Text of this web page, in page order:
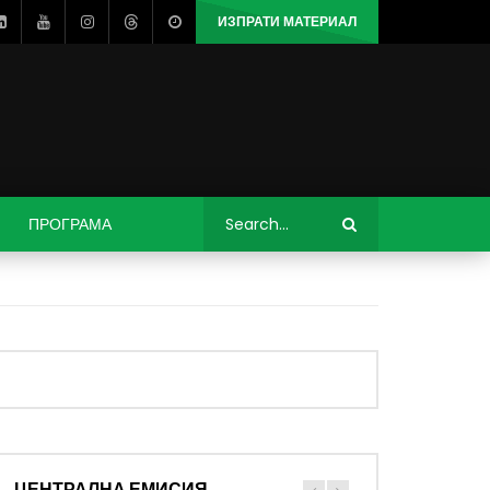
ИЗПРАТИ МАТЕРИАЛ
ПРОГРАМА